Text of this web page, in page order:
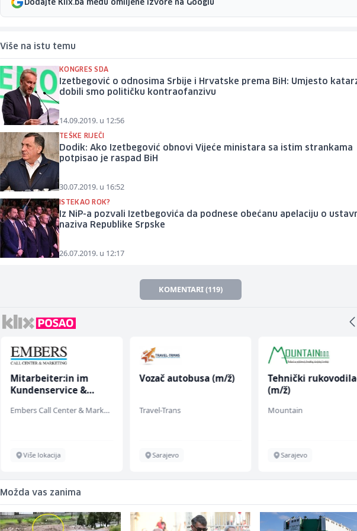
Dodajte Klix.ba među omiljene izvore na Googlu
Više na istu temu
KONGRES SDA
Izetbegović o odnosima Srbije i Hrvatske prema BiH: Umjesto
dobili smo političku kontraofanzivu
14.09.2019. u 12:56
TEŠKE RIJEČI
Dodik: Ako Izetbegović obnovi Vijeće ministara sa istim strankama
potpisao je raspad BiH
30.07.2019. u 16:52
ISTEKAO ROK?
Iz NiP-a pozvali Izetbegovića da podnese obećanu apelaciju o
naziva Republike Srpske
26.07.2019. u 12:17
KOMENTARI (119)
Mitarbeiter:in im
Kundenservice &
Embers Call Center & Marketing
Više lokacija
Vozač autobusa (m/ž)
Travel-Trans
Sarajevo
Tehnički
(m/ž)
Mountain
Sarajevo
Možda vas zanima